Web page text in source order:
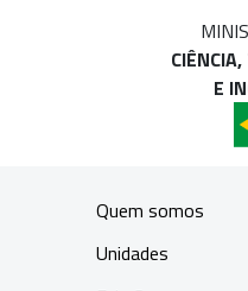
E
Quem somos
Unidades